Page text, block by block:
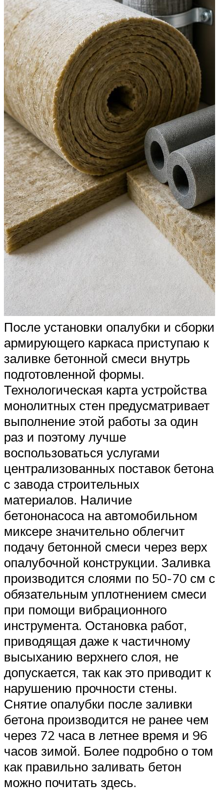
После установки опалубки и сборки
армирующего каркаса приступаю к
заливке бетонной смеси внутрь
подготовленной формы.
Технологическая карта устройства
монолитных стен предусматривает
выполнение этой работы за один
раз и поэтому лучше
воспользоваться услугами
централизованных поставок бетона
с завода строительных
материалов. Наличие
бетононасоса на автомобильном
миксере значительно облегчит
подачу бетонной смеси через верх
опалубочной конструкции. Заливка
производится слоями по 50-70 см с
обязательным уплотнением смеси
при помощи вибрационного
инструмента. Остановка работ,
приводящая даже к частичному
высыханию верхнего слоя, не
допускается, так как это приводит к
нарушению прочности стены.
Снятие опалубки после заливки
бетона производится не ранее чем
через 72 часа в летнее время и 96
часов зимой. Более подробно о том
как правильно заливать бетон
можно почитать здесь.